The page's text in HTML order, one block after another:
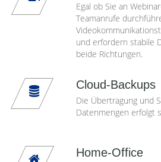
Egal ob Sie an
Teamanrufe
und erfordern stabile
beide Richtungen.
Cloud-Backups
Die Übertragung und
Datenmengen erfolgt
Home-Office